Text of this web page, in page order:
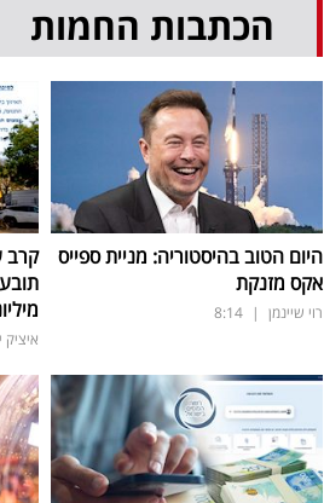
הכתבות החמות
היום הטוב בהיסטוריה: מניית ספייס
אקס מזנקת
רוי שיינמן |
8:14
קרב
איציק